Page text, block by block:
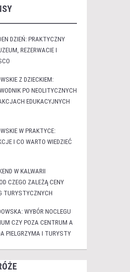
DZIEŃ: PRAKTYCZNY
REZERWACIE I
Z DZIECKIEM:
PO NEOLITYCZNYCH
EDUKACYJNYCH
W PRAKTYCE:
I CO WARTO WIEDZIEĆ
W KALWARII
CZEGO ZALEŻĄ CENY
TURYSTYCZNYCH
WYBÓR NOCLEGU
CZY POZA CENTRUM A
PIELGRZYMA I TURYSTY